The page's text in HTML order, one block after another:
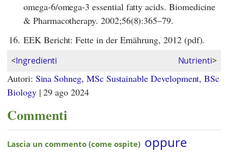
omega-6/omega-3 essential fatty acids. Biomedicine
& Pharmacotherapy. 2002;56(8):365–79.
16. EEK Bericht: Fette in der Ernährung, 2012 (pdf).
<Ingredienti Nutrienti>
Autori: Sina Sohneg, MSc Sustainable Development, BSc
Biology|29 ago 2024
Commenti